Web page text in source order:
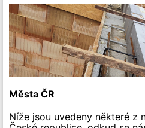
Města ČR
Níže jsou uvedeny některé z